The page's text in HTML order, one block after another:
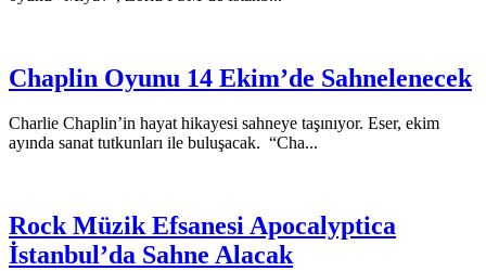
Chaplin Oyunu 14 Ekim’de Sahnelenecek
Charlie Chaplin’in hayat hikayesi sahneye taşınıyor. Eser, ekim
ayında sanat tutkunları ile buluşacak. “Cha...
Rock Müzik Efsanesi Apocalyptica
İstanbul’da Sahne Alacak